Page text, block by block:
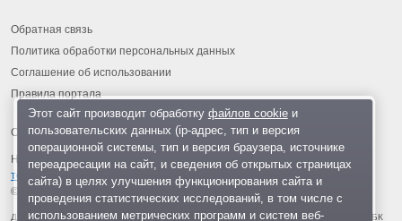
Обратная связь
Политика обработки персональных данных
Соглашение об использовании
Правила портала
На информационном ресурсе применяются
технологии
© 2013-2026 «ОИНФО»,
сделано в Одинцово
Для читателей: В России признаны экстремистскими и запрещены организации ФБК
Этот сайт производит обработку файлов cookieи
пользовательских данных (ip-адрес, тип и версия
операционной системы, тип и версия браузера, источнике
переадресации на сайт, и сведения об открытых страницах
сайта) в целях улучшения функционирования сайта и
проведения статистических исследований, в том числе с
использованием метрических программ и систем веб-